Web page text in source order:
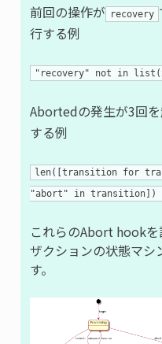
前回の操作が
recovery
行する例
"recovery" not in
Abortedの発生が3回
する例
len([transition for
"abort" in transition])
これらのAbort hook
ザクションの状態マシ
す。